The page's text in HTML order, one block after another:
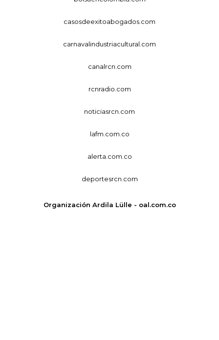
casosdeexitoabogados.com
carnavalindustriacultural.com
canalrcn.com
rcnradio.com
noticiasrcn.com
lafm.com.co
alerta.com.co
deportesrcn.com
Organización Ardila Lülle - oal.com.co